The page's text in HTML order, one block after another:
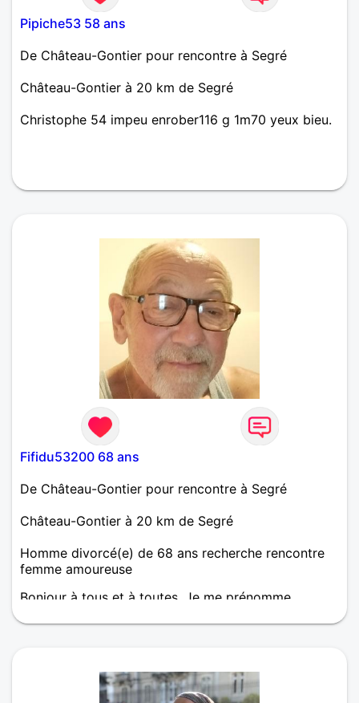
Pipiche53 58 ans
De Château-Gontier pour rencontre à Segré
Château-Gontier à 20 km de Segré
Christophe 54 impeu enrober116 g 1m70 yeux bieu.
Fifidu53200 68 ans
De Château-Gontier pour rencontre à Segré
Château-Gontier à 20 km de Segré
Homme divorcé(e) de 68 ans recherche rencontre
femme amoureuse
Bonjour à tous et à toutes. Je me prénomme
ma tête. Je vis à Château Gontier depuis 7 ans. Je
occasion ne s 'est présentée à moi. J 'aime
beaucoup les animaux. Je fais de la randonnée un